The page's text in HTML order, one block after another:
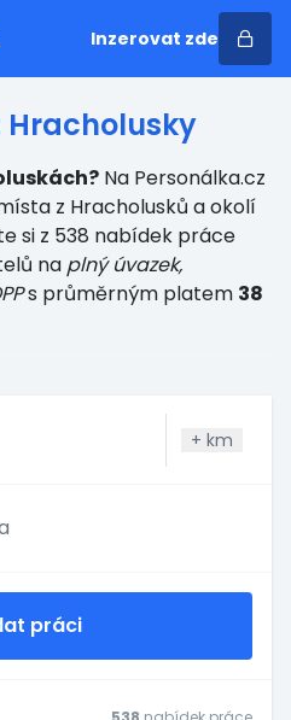
Inzerovat zde
Na Personálka.cz
z Hracholusků a okolí
si z 538 nabídek práce
na plný úvazek,
s průměrným platem 38
+ km
práci